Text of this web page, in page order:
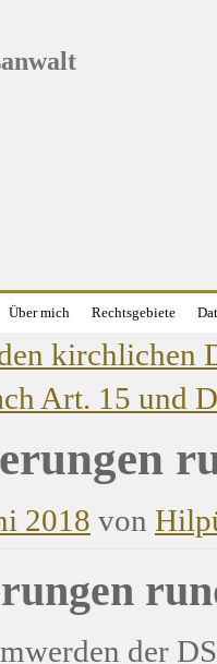
Über mich Rechtsgebiete
kirchlichen
Art. 15 und
2018 von
der